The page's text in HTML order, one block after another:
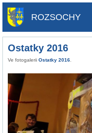
ROZSOCHY
Ostatky 2016
Ve fotogalerii Ostatky 2016